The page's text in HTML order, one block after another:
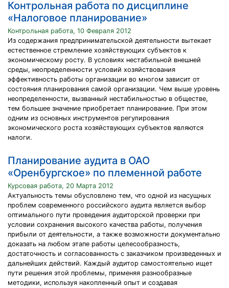
Контрольная работа по дисциплине
«Налоговое планирование»
Контрольная работа, 10 Февраля 2012
Из содержания предпринимательской деятельности вытекает
естественное стремление хозяйствующих субъектов к
экономическому росту. В условиях нестабильной внешней
среды, неопределенности условий хозяйствования
эффективность работы организации во многом зависит от
состояния планирования самой организации. Чем выше уровень
неопределенности, вызванный нестабильностью в обществе,
тем большее значение приобретает планирование. При этом
одним из основных инструментов регулирования
экономического роста хозяйствующих субъектов являются
налоги.
Планирование аудита в ОАО
«Оренбургское» по племенной работе
Курсовая работа, 20 Марта 2012
Актуальность темы обусловлено тем, что одной из насущных
проблем современного российского аудита является выбор
оптимального пути проведения аудиторской проверки при
условии сохранения высокого качества работы, получения
прибыли от деятельности, а также возможности документально
доказать на любом этапе работы целесообразность,
достаточность и согласованность с заказчиком произведенных и
дальнейших действий. Каждый аудитор самостоятельно ищет
пути решения этой проблемы, применяя разнообразные
методики, используя накопленный опыт и создавая